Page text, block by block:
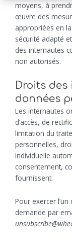
moyens, à
œuvre des
appropriées en
sécurité adapté
des internautes
non autorisés.
Droits
données
Les internautes
d’accès, de
limitation du
personnelles,
individuelle
consentement,
fournissent.
Pour exercer
demande par